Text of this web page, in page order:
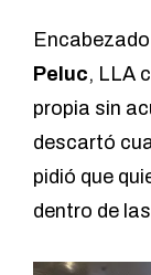
Peluc, LLA
propia sin
descartó
pidió que
dentro de